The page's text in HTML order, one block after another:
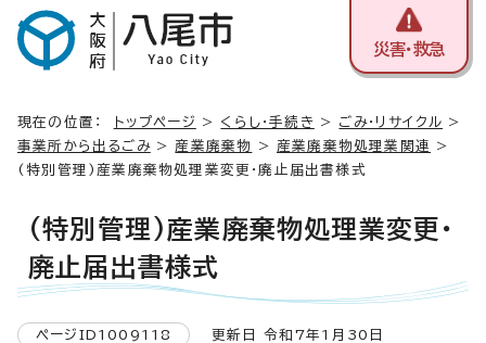
災害・救急
現在の位置： トップページ > くらし・手続き > ごみ・リサイクル >
事業所から出るごみ> 産業廃棄物 > 産業廃棄物処理業関連
>
(特別管理)産業廃棄物処理業変更・廃止届出書様式
(特別管理)産業廃棄物処理業変更・
廃止届出書様式
ページID1009118 更新日 令和7年1月30日